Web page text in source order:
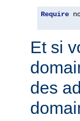
Require
Et si
des